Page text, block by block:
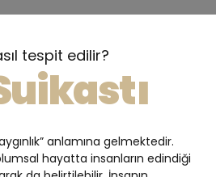
tespit edilir?
anlamına gelmektedir.
hayatta insanların edindiği